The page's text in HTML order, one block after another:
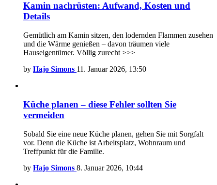
Kamin nachrüsten: Aufwand, Kosten und
Details
Gemütlich am Kamin sitzen, den lodernden Flammen zusehen
und die Wärme genießen – davon träumen viele
Hauseigentümer. Völlig zurecht >>>
by Hajo Simons 11. Januar 2026, 13:50
Küche planen – diese Fehler sollten Sie
vermeiden
Sobald Sie eine neue Küche planen, gehen Sie mit Sorgfalt
vor. Denn die Küche ist Arbeitsplatz, Wohnraum und
Treffpunkt für die Familie.
by Hajo Simons 8. Januar 2026, 10:44